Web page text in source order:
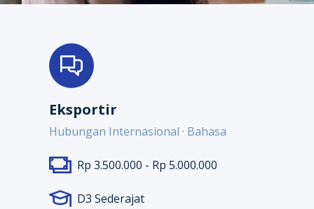
Eksportir
Hubungan Internasional · Bahasa
Rp 3.500.000 - Rp 5.000.000
D3 Sederajat